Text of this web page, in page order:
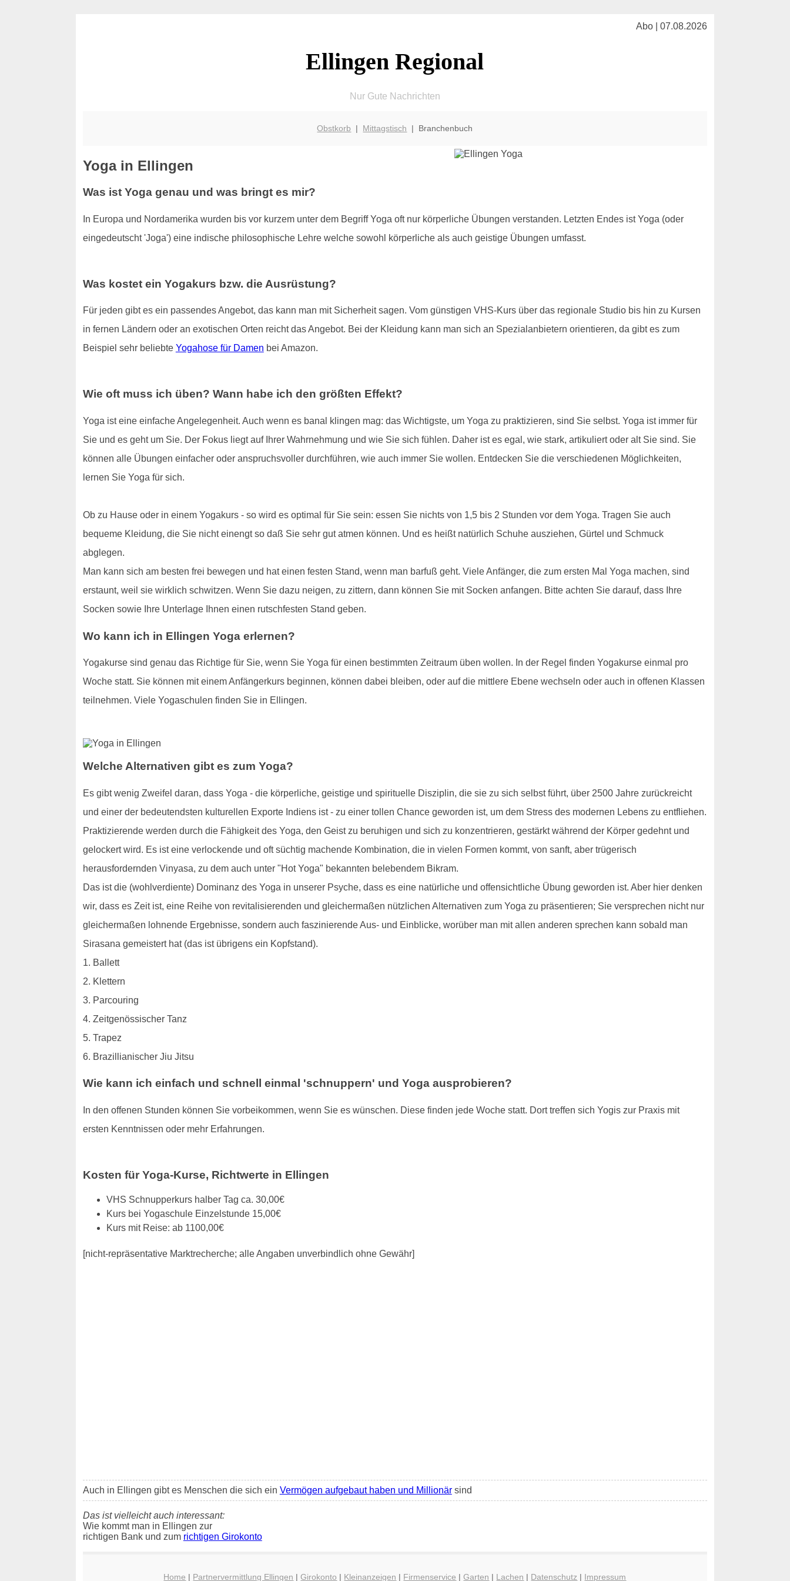
Abo | 07.08.2026
Ellingen Regional
Nur Gute Nachrichten
Obstkorb | Mittagstisch | Branchenbuch
Yoga in Ellingen
Was ist Yoga genau und was bringt es mir?
In Europa und Nordamerika wurden bis vor kurzem unter dem Begriff Yoga oft nur körperliche Übungen verstanden. Letzten Endes ist Yoga (oder
eingedeutscht 'Joga') eine indische philosophische Lehre welche sowohl körperliche als auch geistige Übungen umfasst.
Was kostet ein Yogakurs bzw. die Ausrüstung?
Für jeden gibt es ein passendes Angebot, das kann man mit Sicherheit sagen. Vom günstigen VHS-Kurs über das regionale Studio bis hin zu Kursen
in fernen Ländern oder an exotischen Orten reicht das Angebot. Bei der Kleidung kann man sich an Spezialanbietern orientieren, da gibt es zum
Beispiel sehr beliebte Yogahose für Damen bei Amazon.
Wie oft muss ich üben? Wann habe ich den größten Effekt?
Yoga ist eine einfache Angelegenheit. Auch wenn es banal klingen mag: das Wichtigste, um Yoga zu praktizieren, sind Sie selbst. Yoga ist immer für
Sie und es geht um Sie. Der Fokus liegt auf Ihrer Wahrnehmung und wie Sie sich fühlen. Daher ist es egal, wie stark, artikuliert oder alt Sie sind. Sie
können alle Übungen einfacher oder anspruchsvoller durchführen, wie auch immer Sie wollen. Entdecken Sie die verschiedenen Möglichkeiten,
lernen Sie Yoga für sich.
Ob zu Hause oder in einem Yogakurs - so wird es optimal für Sie sein: essen Sie nichts von 1,5 bis 2 Stunden vor dem Yoga. Tragen Sie auch
bequeme Kleidung, die Sie nicht einengt so daß Sie sehr gut atmen können. Und es heißt natürlich Schuhe ausziehen, Gürtel und Schmuck
abglegen.
Man kann sich am besten frei bewegen und hat einen festen Stand, wenn man barfuß geht. Viele Anfänger, die zum ersten Mal Yoga machen, sind
erstaunt, weil sie wirklich schwitzen. Wenn Sie dazu neigen, zu zittern, dann können Sie mit Socken anfangen. Bitte achten Sie darauf, dass Ihre
Socken sowie Ihre Unterlage Ihnen einen rutschfesten Stand geben.
Wo kann ich in Ellingen Yoga erlernen?
Yogakurse sind genau das Richtige für Sie, wenn Sie Yoga für einen bestimmten Zeitraum üben wollen. In der Regel finden Yogakurse einmal pro
Woche statt. Sie können mit einem Anfängerkurs beginnen, können dabei bleiben, oder auf die mittlere Ebene wechseln oder auch in offenen Klassen
teilnehmen. Viele Yogaschulen finden Sie in Ellingen.
Welche Alternativen gibt es zum Yoga?
Es gibt wenig Zweifel daran, dass Yoga - die körperliche, geistige und spirituelle Disziplin, die sie zu sich selbst führt, über 2500 Jahre zurückreicht
und einer der bedeutendsten kulturellen Exporte Indiens ist - zu einer tollen Chance geworden ist, um dem Stress des modernen Lebens zu entfliehen.
Praktizierende werden durch die Fähigkeit des Yoga, den Geist zu beruhigen und sich zu konzentrieren, gestärkt während der Körper gedehnt und
gelockert wird. Es ist eine verlockende und oft süchtig machende Kombination, die in vielen Formen kommt, von sanft, aber trügerisch
herausfordernden Vinyasa, zu dem auch unter "Hot Yoga" bekannten belebendem Bikram.
Das ist die (wohlverdiente) Dominanz des Yoga in unserer Psyche, dass es eine natürliche und offensichtliche Übung geworden ist. Aber hier denken
wir, dass es Zeit ist, eine Reihe von revitalisierenden und gleichermaßen nützlichen Alternativen zum Yoga zu präsentieren; Sie versprechen nicht nur
gleichermaßen lohnende Ergebnisse, sondern auch faszinierende Aus- und Einblicke, worüber man mit allen anderen sprechen kann sobald man
Sirasana gemeistert hat (das ist übrigens ein Kopfstand).
1. Ballett
2. Klettern
3. Parcouring
4. Zeitgenössischer Tanz
5. Trapez
6. Brazillianischer Jiu Jitsu
Wie kann ich einfach und schnell einmal 'schnuppern' und Yoga ausprobieren?
In den offenen Stunden können Sie vorbeikommen, wenn Sie es wünschen. Diese finden jede Woche statt. Dort treffen sich Yogis zur Praxis mit
ersten Kenntnissen oder mehr Erfahrungen.
Kosten für Yoga-Kurse, Richtwerte in Ellingen
VHS Schnupperkurs halber Tag ca. 30,00€
Kurs bei Yogaschule Einzelstunde 15,00€
Kurs mit Reise: ab 1100,00€
[nicht-repräsentative Marktrecherche; alle Angaben unverbindlich ohne Gewähr]
Auch in Ellingen gibt es Menschen die sich ein Vermögen aufgebaut haben und Millionärsind
Das ist vielleicht auch interessant:
Wie kommt man in Ellingen zur
richtigen Bank und zum richtigen Girokonto
Home | Partnervermittlung Ellingen |Girokonto | Kleinanzeigen | Firmenservice |Garten | Lachen | Datenschutz | Impressum